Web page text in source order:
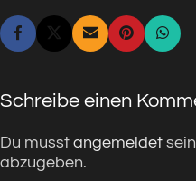
Schreibe einen
Du musst angemeldet
abzugeben.